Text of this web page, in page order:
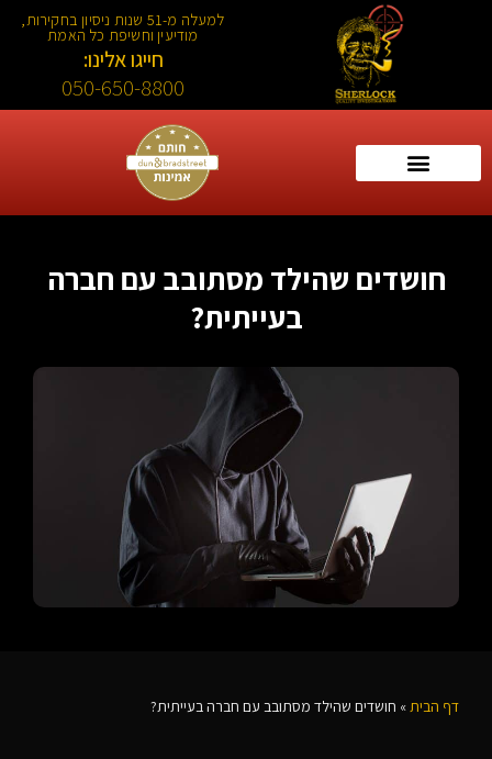
למעלה מ-51 שנות ניסיון בחקירות,
מודיעין וחשיפת כל האמת
חייגו אלינו:
050-650-8800
חושדים שהילד מסתובב עם חברה
בעייתית?
דף הבית » חושדים שהילד מסתובב עם חברה בעייתית?